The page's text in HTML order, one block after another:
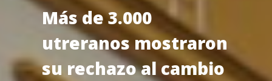
Más de 3.000
utreranos mostraron
su rechazo al cambio